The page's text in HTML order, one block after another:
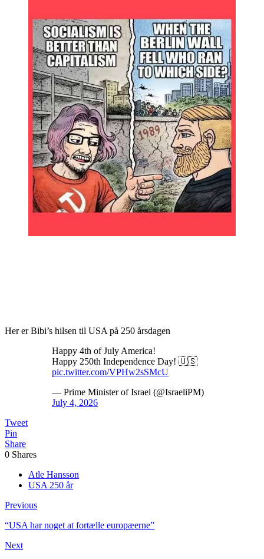
Her er Bibi’s hilsen til USA på 250 årsdagen
Happy 4th of July America!
Happy 250th Independence Day! 🇺🇸
pic.twitter.com/VPHw2sSMcU
— Prime Minister of Israel (@IsraeliPM)
July 4, 2026
Tweet
Pin
Share
0 Shares
Atle Hansson
USA 250 år
Previous
“USA har noget at fortælle europæerne”
Next